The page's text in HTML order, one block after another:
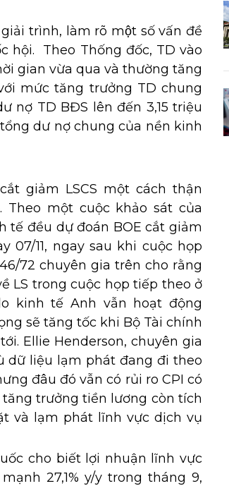
trình, làm rõ một số vấn đề
hội. Theo Thống đốc, TD vào
gian vừa qua và thường tăng
mức tăng trưởng TD chung
nợ TD BĐS lên đến 3,15 triệu
dư nợ chung của nền kinh
giảm LSCS một cách thận
một cuộc khảo sát của
tế đều dự đoán BOE cắt giảm
07/11, ngay sau khi cuộc họp
72 chuyên gia trên cho rằng
LS trong cuộc họp tiếp theo ở
kinh tế Anh vẫn hoạt động
sẽ tăng tốc khi Bộ Tài chính
Ellie Henderson, chuyên gia
dữ liệu lạm phát đang đi theo
đâu đó vẫn có rủi ro CPI có
trưởng tiền lương còn tích
và lạm phát lĩnh vực dịch vụ
cho biết lợi nhuận lĩnh vực
27,1% y/y trong tháng 9,